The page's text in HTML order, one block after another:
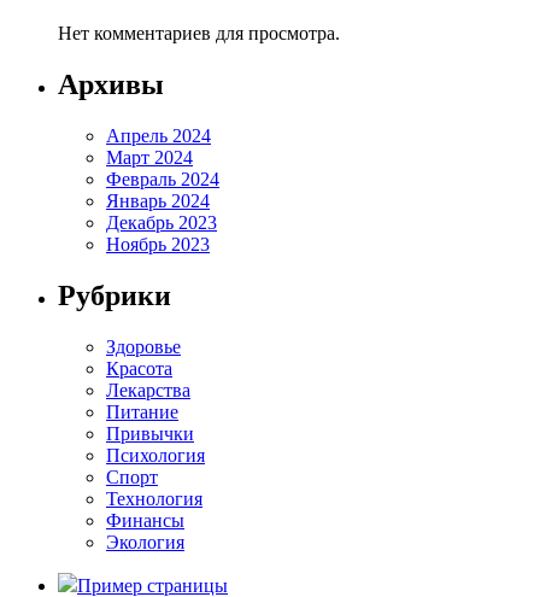
Нет комментариев для просмотра.
Архивы
Апрель 2024
Март 2024
Февраль 2024
Январь 2024
Декабрь 2023
Ноябрь 2023
Рубрики
Здоровье
Красота
Лекарства
Питание
Привычки
Психология
Спорт
Технология
Финансы
Экология
Пример страницы